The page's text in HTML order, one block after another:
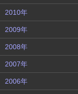
2010年
2009年
2008年
2007年
2006年